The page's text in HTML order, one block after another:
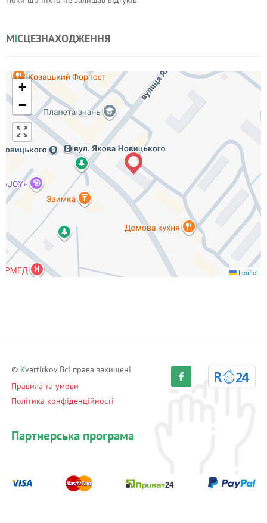
МІСЦЕЗНАХОДЖЕННЯ
+
−
Leaflet
© Kvartirkov Всі права захищені
Правила та умови
Політика конфіденційності
Партнерська програма